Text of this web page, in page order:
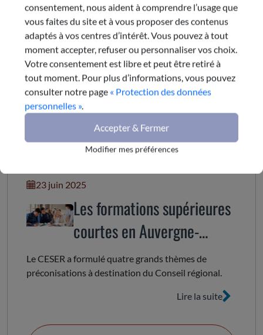
Commission : 6
Enseignement supérieur, recherche et innovation
Président :
Dominique PELLA
e-mail
Dernière publication de la
commission
23 juin 2025
Les formations supérieures
courtes en Auvergne-
Rhône-Alpes
Le CESER a formulé quatre grands thèmes de
préconisations à destination du Conseil régional.
Lire la suite
consentement, nous aident à comprendre l’usage que
vous faites du site et à vous proposer des contenus
adaptés à vos centres d’intérêt. Vous pouvez à tout
moment accepter, refuser ou personnaliser vos choix.
Votre consentement est libre et peut être retiré à
tout moment. Pour plus d’informations, vous pouvez
consulter notre page « Protection des données
personnelles ».
Accepter & Fermer
Modifier mes préférences